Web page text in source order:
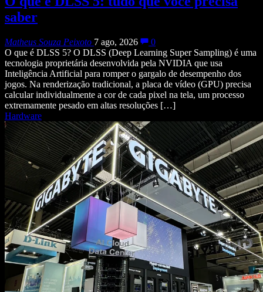
saber
Matheus Souza Peixoto 7 ago, 2026
0
O que é DLSS 5? O DLSS (Deep Learning Super Sampling) é uma
tecnologia proprietária desenvolvida pela NVIDIA que usa
Inteligência Artificial para romper o gargalo de desempenho dos
jogos. Na renderização tradicional, a placa de vídeo (GPU) precisa
calcular individualmente a cor de cada pixel na tela, um processo
extremamente pesado em altas resoluções […]
Hardware